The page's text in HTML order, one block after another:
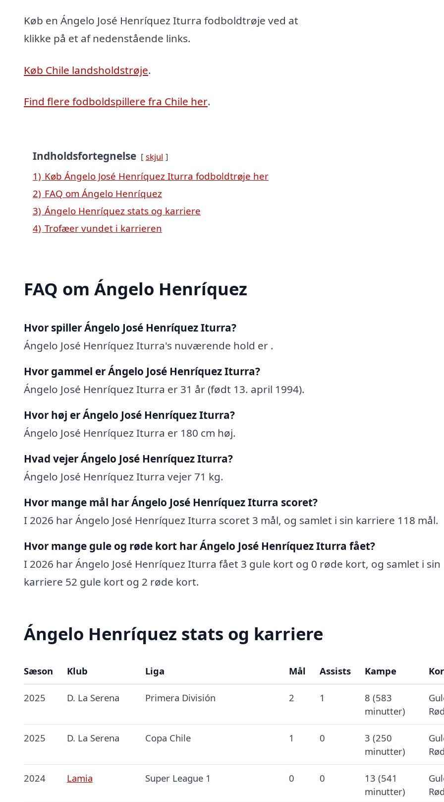
Køb en Ángelo José Henríquez Iturra fodboldtrøje ved at
klikke på et af nedenstående links.
Køb Chile landsholdstrøje.
Find flere fodboldspillere fra Chile her.
Indholdsfortegnelse skjul
1) Køb Ángelo José Henríquez Iturra fodboldtrøje her
2) FAQ om Ángelo Henríquez
3) Ángelo Henríquez stats og karriere
4) Trofæer vundet i karrieren
FAQ om Ángelo Henríquez
Hvor spiller Ángelo José Henríquez Iturra?
Ángelo José Henríquez Iturra's nuværende hold er .
Hvor gammel er Ángelo José Henríquez Iturra?
Ángelo José Henríquez Iturra er 31 år (født 13. april 1994).
Hvor høj er Ángelo José Henríquez Iturra?
Ángelo José Henríquez Iturra er 180 cm høj.
Hvad vejer Ángelo José Henríquez Iturra?
Ángelo José Henríquez Iturra vejer 71 kg.
Hvor mange mål har Ángelo José Henríquez Iturra scoret?
I 2026 har Ángelo José Henríquez Iturra scoret 3 mål, og samlet i sin karriere 118 mål.
Hvor mange gule og røde kort har Ángelo José Henríquez Iturra fået?
I 2026 har Ángelo José Henríquez Iturra fået 3 gule kort og 0 røde kort, og samlet i sin
karriere 52 gule kort og 2 røde kort.
Ángelo Henríquez stats og karriere
Sæson Klub Liga Mål Assists Kampe
2025 D. La Serena Primera División 2 1
8 (583
minutter)
2025 D. La Serena Copa Chile 1 0
3 (250
minutter)
2024 Lamia Super League 1 0 0
13 (541
minutter)